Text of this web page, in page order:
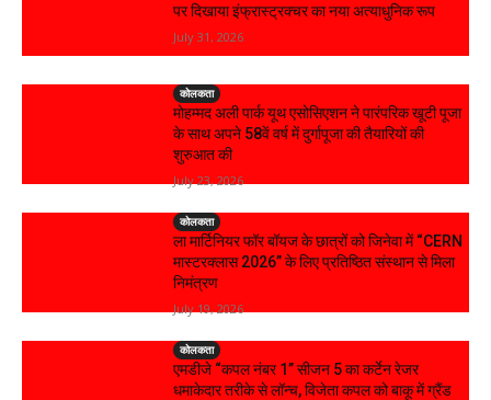
पर दिखाया इंफ्रास्ट्रक्चर का नया अत्याधुनिक रूप
July 31, 2026
कोलकता
मोहम्मद अली पार्क यूथ एसोसिएशन ने पारंपरिक खूटी पूजा
के साथ अपने 58वें वर्ष में दुर्गापूजा की तैयारियों की
शुरुआत की
July 23, 2026
कोलकता
ला मार्टिनियर फॉर बॉयज के छात्रों को जिनेवा में “CERN
मास्टरक्लास 2026” के लिए प्रतिष्ठित संस्थान से मिला
निमंत्रण
July 19, 2026
कोलकता
एमडीजे “कपल नंबर 1” सीजन 5 का कर्टेन रेजर
धमाकेदार तरीके से लॉन्च, विजेता कपल को बाकू में ग्रैंड